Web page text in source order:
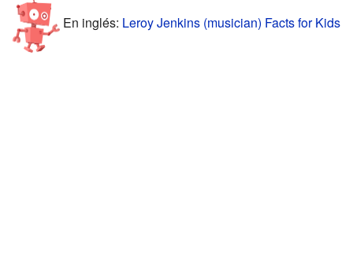
En inglés: Leroy Jenkins (musician) Facts for Kids